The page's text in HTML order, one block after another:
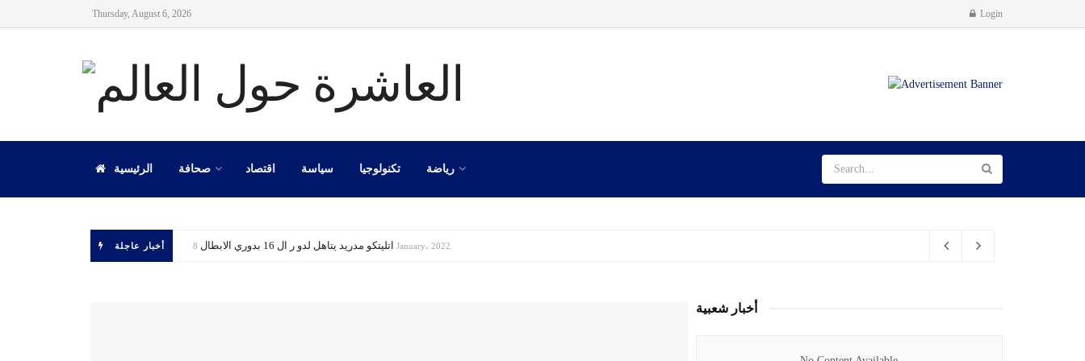
Thursday, August 6, 2026 Login
الرئيسية صحافة اقتصاد سياسة تكنولوجيا رياضة
أخبار عاجلة اتليتكو مدريد يتاهل لدو ر ال 16 بدوري الابطال 8 January، 2022
أخبار شعبية